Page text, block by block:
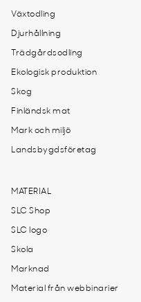
Växtodling
Djurhållning
Trädgårdsodling
Ekologisk produktion
Skog
Finländsk mat
Mark och miljö
Landsbygdsföretag
MATERIAL
SLC Shop
SLC logo
Skola
Marknad
Material från webbinarier